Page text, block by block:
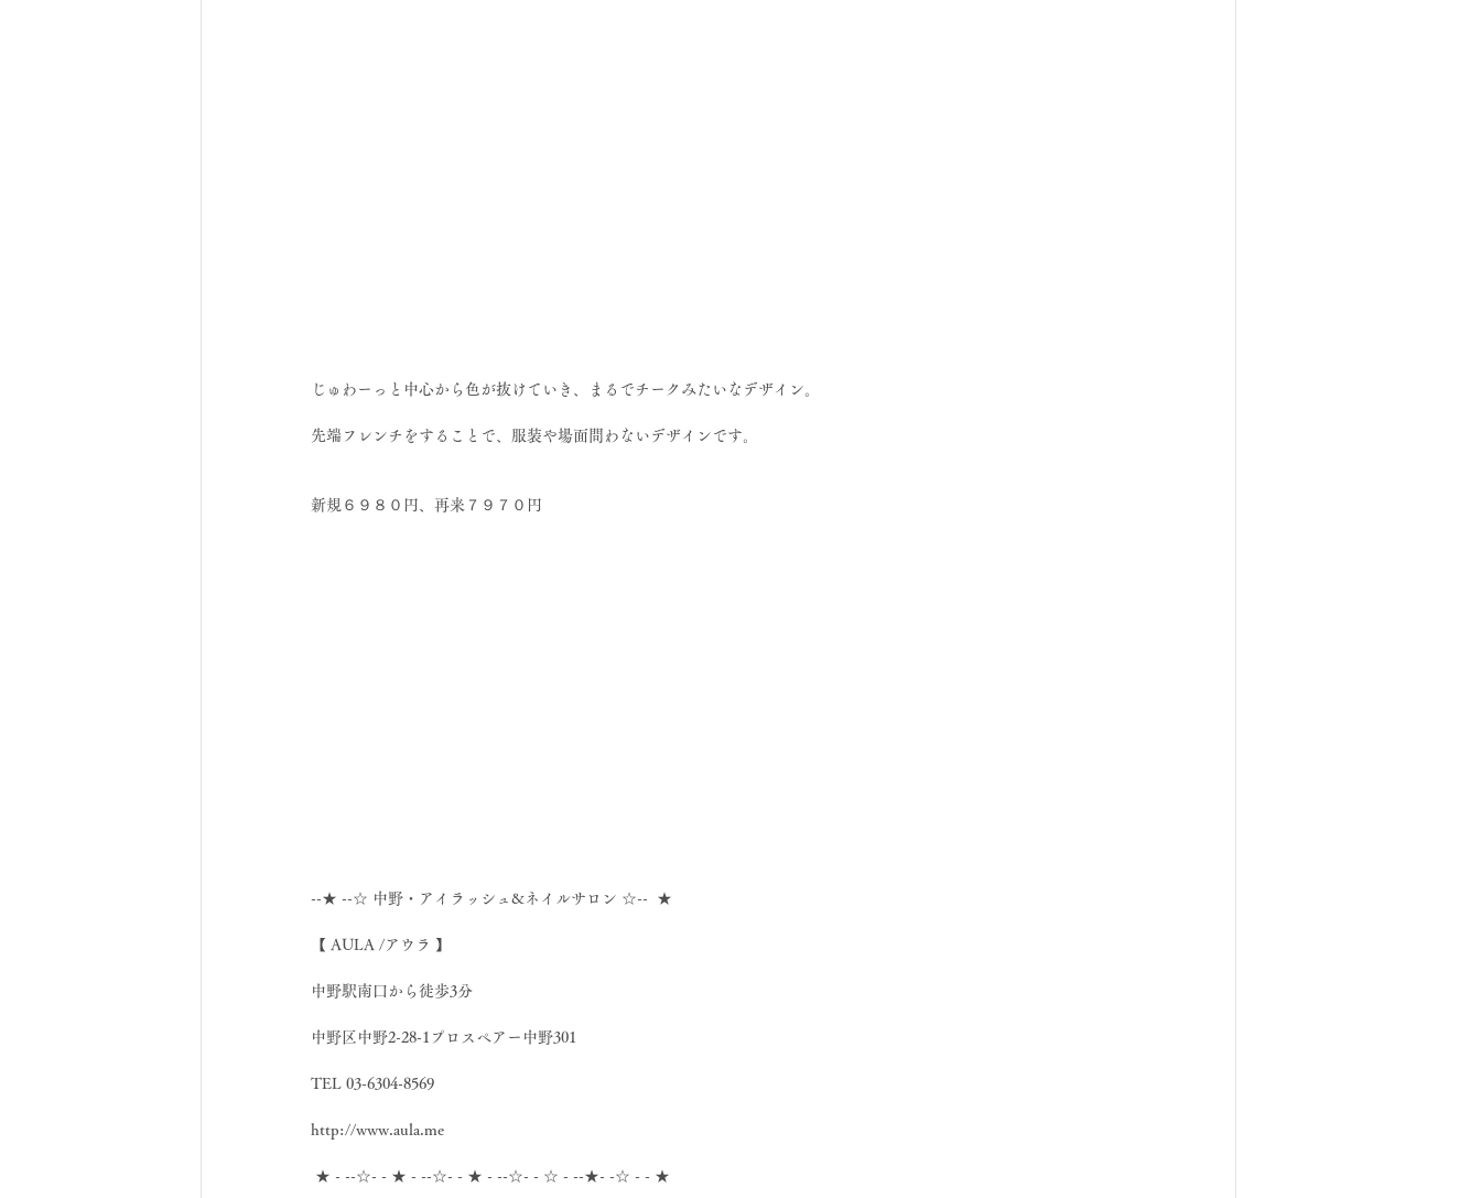
じゅわーっと中心から色が抜けていき、まるでチークみたいなデザイン。
先端フレンチをすることで、服装や場面問わないデザインです。
新規６９８０円、再来７９７０円
--★ --☆ 中野・アイラッシュ&ネイルサロン ☆--  ★
【 AULA /アウラ 】
中野駅南口から徒歩3分
中野区中野2-28-1プロスペアー中野301
TEL 03-6304-8569
http://www.aula.me
★ - --☆- - ★ - --☆- - ★ - --☆- - ☆ - --★- -☆ - - ★